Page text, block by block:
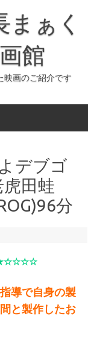
ぁく
館
映画のご紹介です
デブゴ
田蛙
分
導で自身の製
と製作したお